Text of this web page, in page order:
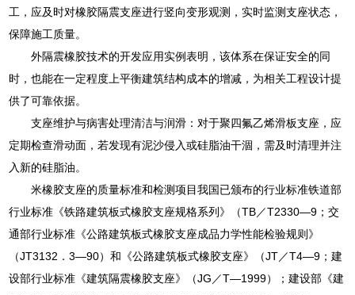
工，应及时对橡胶隔震支座进行竖向变形观测，实时监测支座状态，
保障施工质量。
外隔震橡胶技术的开发应用实例表明，该体系在保证安全的同
时，也能在一定程度上平衡建筑结构成本的增减，为相关工程设计提
供了可靠依据。
支座维护与病害处理清洁与润滑：对于聚四氟乙烯滑板支座，应
定期检查滑动面，若发现有泥沙侵入或硅脂油干涸，需及时清理并注
入新的硅脂油。
米橡胶支座的质量标准和检测项目我国已颁布的行业标准铁道部
行业标准《铁路建筑板式橡胶支座规格系列》（TB／T2330—9；交
通部行业标准《公路建筑板式橡胶支座成品力学性能检验规则》
（JT3132．3—90）和《公路建筑板式橡胶支座》（JT／T4—9；建
设部行业标准《建筑隔震橡胶支座》（JG／T—1999）；建设部《建